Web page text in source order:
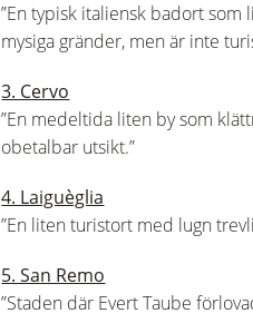
”En typisk italiensk badort
mysiga gränder, men är inte
3. Cervo
”En medeltida liten by som
obetalbar utsikt.”
4. Laiguèglia
”En liten turistort med lugn
5. San Remo
”Staden där Evert Taube